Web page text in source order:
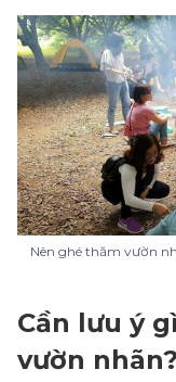
Nên ghé thăm vườn
Cần lưu ý
vườn nhãn?